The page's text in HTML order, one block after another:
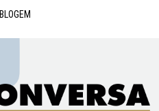
BLOGEM